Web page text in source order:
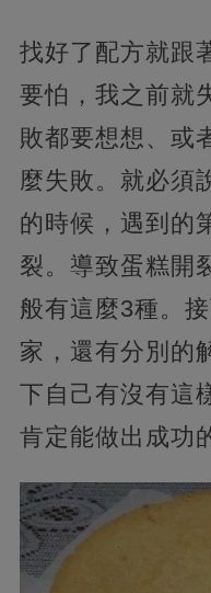
找好了配方就跟
要怕，我之前就
敗都要想想、或
麼失敗。就必須
的時候，遇到的
裂。導致蛋糕開
般有這麼3種。
家，還有分別的
下自己有沒有這
肯定能做出成功